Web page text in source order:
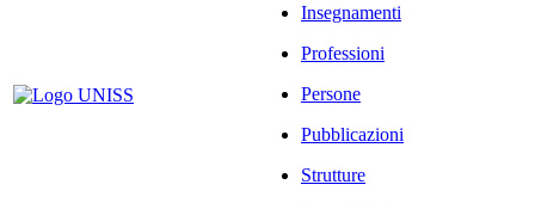
Insegnamenti
Professioni
Persone
Pubblicazioni
Strutture